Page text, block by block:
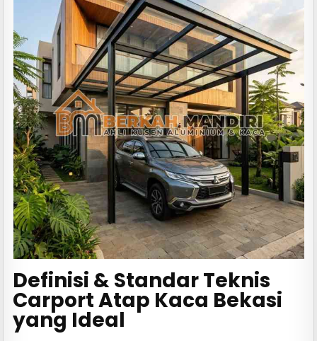
Definisi & Standar Teknis
Carport Atap Kaca Bekasi
yang Ideal